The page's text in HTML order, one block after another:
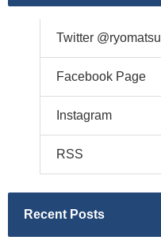
Twitter @ryomatsu
Facebook Page
Instagram
RSS
Recent Posts